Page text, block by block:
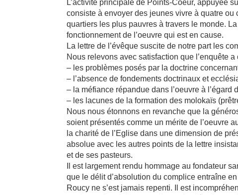
L’activité principale de Points-Coeur, appuyée
consiste à envoyer des jeunes vivre à quatre
quartiers les plus pauvres à travers le monde.
fonctionnement de l’oeuvre qui est en cause.
La lettre de l’évêque suscite de notre part les
Nous relevons avec satisfaction que l’enquête a
– les problèmes posés par la doctrine
– l’absence de fondements doctrinaux et
– la méfiance répandue dans l’oeuvre à l’égard
– les lacunes de la formation des molokaïs
Nous nous étonnons en revanche que la
soient présentés comme un mérite de l’oeuvre
la charité de l’Eglise dans une dimension de
absolue avec les autres points de la lettre
et de ses pasteurs.
Il est largement rendu hommage au fondateur
que le délit d’absolution du complice entraîne
Roucy ne s’est jamais repenti. Il est